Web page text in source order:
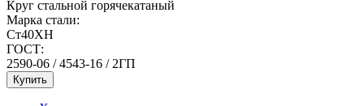
Круг стальной горячекатаный
Марка стали:
Ст40ХН
ГОСТ:
2590-06 / 4543-16 / 2ГП
Купить